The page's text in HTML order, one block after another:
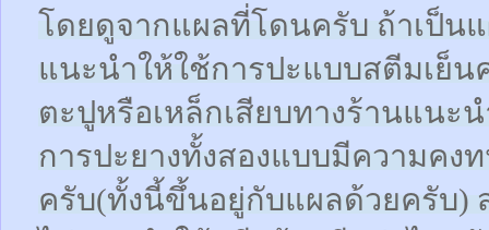
โดยดูจากแผลที่โดนครับ ถ้าเป็น
แนะนำให้ใช้การปะแบบสตีมเย็
ตะปูหรือเหล็กเสียบทางร้านแนะ
การปะยางทั้งสองแบบมีความคง
ครับ(ทั้งนี้ขึ้นอยู่กับแผลด้วยครับ)